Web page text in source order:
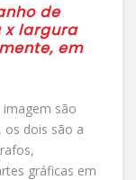
de
x largura
em
são
os dois são a
gráficas em